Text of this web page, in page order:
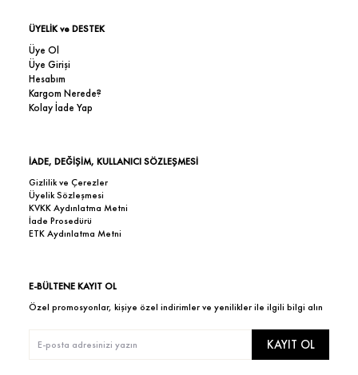
ÜYELİK ve DESTEK
Üye Ol
Üye Girişi
Hesabım
Kargom Nerede?
Kolay İade Yap
İADE, DEĞİŞİM, KULLANICI SÖZLEŞMESİ
Gizlilik ve Çerezler
Üyelik Sözleşmesi
KVKK Aydınlatma Metni
İade Prosedürü
ETK Aydınlatma Metni
E-BÜLTENE KAYIT OL
Özel promosyonlar, kişiye özel indirimler ve yenilikler ile ilgili bilgi alın
KAYIT OL